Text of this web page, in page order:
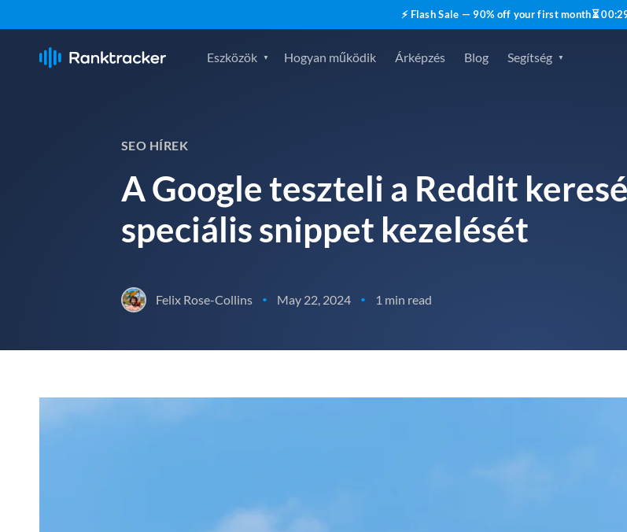
⚡ Flash Sale — 90% off your first month⏳00:
Eszközök Hogyan működik Árképzés Blog Segítség
SEO HÍREK
A Google teszteli a Reddit
speciális snippet kezelését
Felix Rose-Collins • May 22, 2024 • 1 min read